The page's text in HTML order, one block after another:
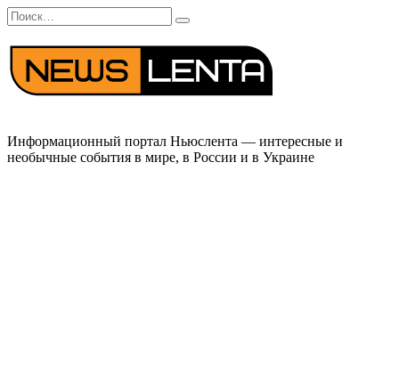
Перейти
к
содержанию
Search
for:
Информационный портал Ньюслента — интересные и
необычные события в мире, в России и в Украине